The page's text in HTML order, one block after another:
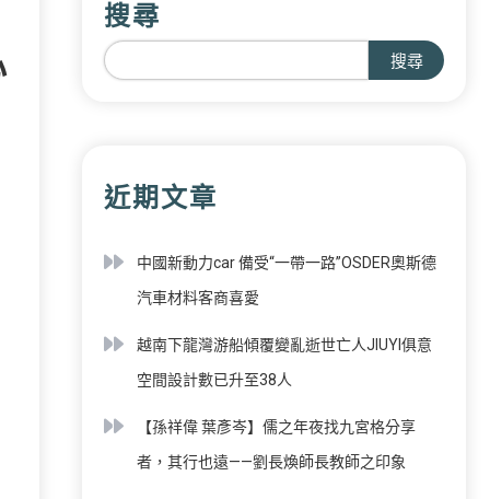
搜尋
搜尋
近期文章
中國新動力car 備受“一帶一路”OSDER奧斯德
汽車材料客商喜愛
越南下龍灣游船傾覆變亂逝世亡人JIUYI俱意
空間設計數已升至38人
【孫祥偉 葉彥岑】儒之年夜找九宮格分享
者，其行也遠——劉長煥師長教師之印象